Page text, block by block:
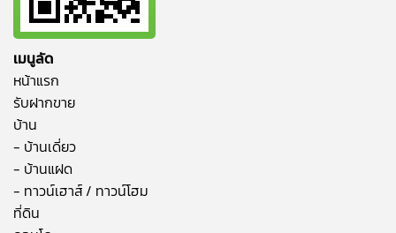
เมนูลัด
หน้าแรก
รับฝากขาย
บ้าน
- บ้านเดี่ยว
- บ้านแฝด
- ทาวน์เฮาส์ / ทาวน์โฮม
ที่ดิน